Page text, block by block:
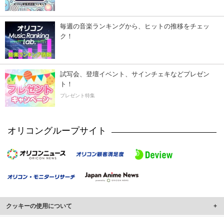
毎週の音楽ランキングから、ヒットの推移をチェッ
ク！
試写会、登壇イベント、サインチェキなどプレゼン
ト！
プレゼント特集
オリコングループサイト
クッキーの使用について